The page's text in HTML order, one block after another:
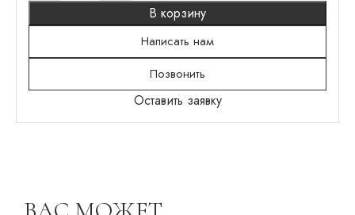
В корзину
Написать нам
Позвонить
Оставить заявку